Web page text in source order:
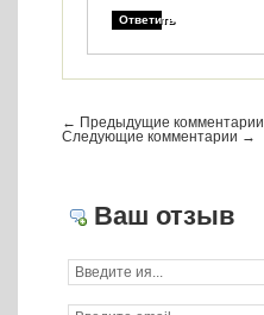
Ответить
← Предыдущие комментарии
Следующие комментарии →
Ваш отзыв